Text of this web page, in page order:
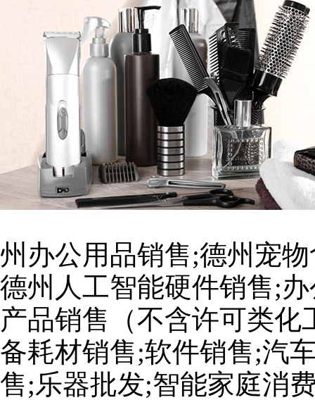
州办公用品销售;德州宠
德州人工智能硬件销售;
产品销售（不含许可类
备耗材销售;软件销售;汽
售;乐器批发;智能家庭消